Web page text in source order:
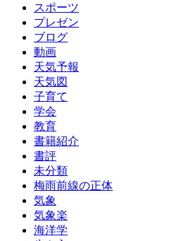
スポーツ
プレゼン
ブログ
動画
天気予報
天気図
子育て
学会
教育
書籍紹介
書評
未分類
梅雨前線の正体
気象
気象楽
海洋学